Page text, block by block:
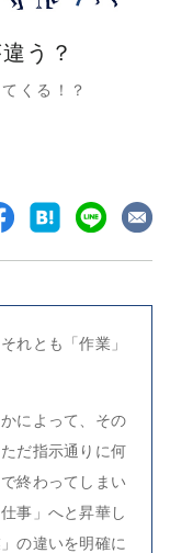
う？
くる！？
れとも「作業」
によって、その
だ指示通りに何
終わってしまい
事」へと昇華し
の違いを明確に